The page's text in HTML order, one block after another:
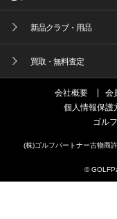
新品クラブ・用品
買取・無料査定
会社概要 会
個人情報保護
ゴル
(株)ゴルフパートナー古物商
©